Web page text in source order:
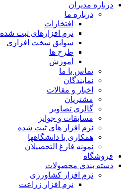
درباره مدیران
درباره ما
افتخارات
نرم افزارهای ثبت شده
سوابق سخت افزاری
طرح ها
آموزش
تماس با ما
نمایندگان
اخبار و مقالات
مشتریان
گالری تصاویر
مسابقات و جوایز
نرم افزار های ثبت شده
همکاری با دانشگاهها
نمونه فارغ التحصیلان
فروشگاه
دسته بندی محصولات
نرم افزار کشاورزی
نرم افزار زراعت